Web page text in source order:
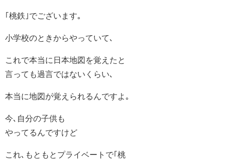
｢桃鉄｣でございます｡
小学校のときからやっていて､
これで本当に日本地図を覚えたと
言っても過言ではないくらい､
本当に地図が覚えられるんですよ｡
今､自分の子供も
やってるんですけど
これ､もともとプライベートで｢桃